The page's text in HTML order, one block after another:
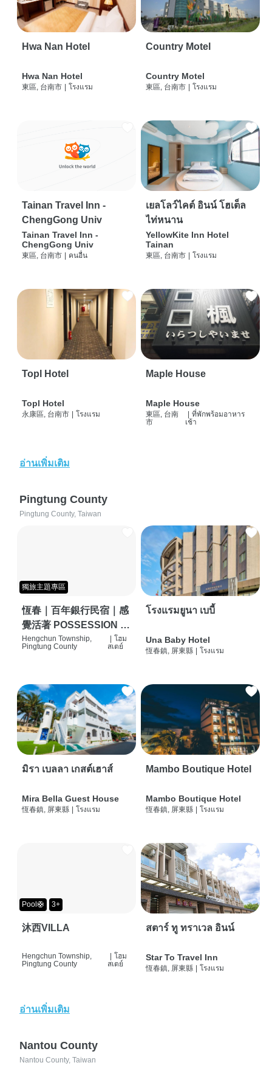
Hwa Nan Hotel
Hwa Nan Hotel
東區, 台南市 | โรงแรม
Country Motel
Country Motel
東區, 台南市 | โรงแรม
Tainan Travel Inn -
ChengGong Univ
Tainan Travel Inn -
ChengGong Univ
東區, 台南市 | คนอื่น
เยลโลว์ไคต์ อินน์ โฮเต็ล
ไท่หนาน
YellowKite Inn Hotel
Tainan
東區, 台南市 | โรงแรม
Topl Hotel
Topl Hotel
永康區, 台南市 | โรงแรม
Maple House
Maple House
東區, 台南
市
| ที่พักพร้อมอาหาร
เช้า
อ่านเพิ่มเติม
Pingtung County
Pingtung County, Taiwan
獨旅主題專區
恆春｜百年銀行民宿｜感
覺活著 POSSESSION |
背包客棧 | 恆春必住特色
Hengchun Township,
Pingtung County
โฮม
สเตย์
โรงแรมยูนา เบบี้
Una Baby Hotel
恆春鎮, 屏東縣 โรงแรม
มิรา เบลลา เกสต์เฮาส์
Mira Bella Guest House
恆春鎮, 屏東縣 โรงแรม
Mambo Boutique Hotel
Mambo Boutique Hotel
恆春鎮, 屏東縣 โรงแรม
Pool🛟 3+
沐西VILLA
Hengchun Township,
Pingtung County
โฮม
สเตย์
สตาร์ ทู ทราเวล อินน์
Star To Travel Inn
恆春鎮, 屏東縣 โรงแรม
อ่านเพิ่มเติม
Nantou County
Nantou County, Taiwan